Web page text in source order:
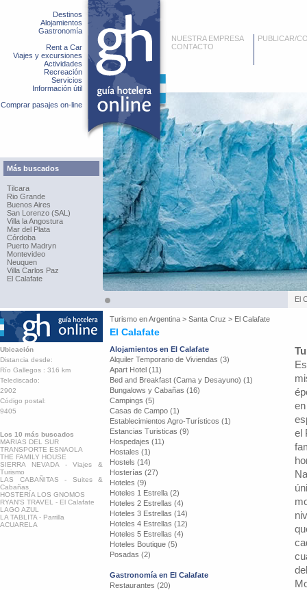
Destinos
Alojamientos
Gastronomía
Rent a Car
Viajes y excursiones
Actividades
Recreación
Servicios
Información útil
Comprar pasajes on-line
Más buscados
Tilcara
Rio Grande
Buenos Aires
San Lorenzo (SAL)
Villa la Angostura
Mar del Plata
Córdoba
Puerto Madryn
Montevideo
Neuquen
Villa Carlos Paz
El Calafate
NUESTRA EMPRESA
CONTACTO
PUBLICAR/
El
Turismo enArgentina > Santa Cruz > El Calafate
El Calafate
Ubicación
Distancia desde:
Río Gallegos : 316 km
Telediscado:
2902
Código postal:
9405
Los 10 más buscados
MARIAS DEL SUR
TRANSPORTE ESNAOLA
THE FAMILY HOUSE
SIERRA NEVADA - Viajes &
Turismo
LAS CABAÑITAS - Suites &
Cabañas
HOSTERÍA LOS GNOMOS
RYAN'S TRAVEL - El Calafate
LAGO AZUL
LA TABLITA - Parrilla
ACUARELA
Alojamientos en El Calafate
Alquiler Temporario de Viviendas (3)
Apart Hotel (11)
Bed and Breakfast (Cama y Desayuno) (1)
Bungalows y Cabañas (16)
Campings (5)
Casas de Campo (1)
Establecimientos Agro-Turísticos (1)
Estancias Turisticas (9)
Hospedajes (11)
Hostales (1)
Hostels (14)
Hosterías (27)
Hoteles (9)
Hoteles 1 Estrella (2)
Hoteles 2 Estrellas (4)
Hoteles 3 Estrellas (14)
Hoteles 4 Estrellas (12)
Hoteles 5 Estrellas (4)
Hoteles Boutique (5)
Posadas (2)
Gastronomía en El Calafate
Restaurantes (20)
el